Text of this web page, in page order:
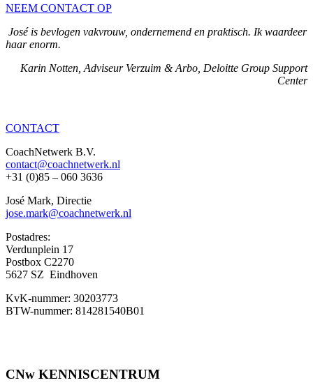
NEEM CONTACT OP
José is bevlogen vakvrouw, ondernemend en praktisch. Ik waardeer
haar enorm.
Karin Notten, Adviseur Verzuim & Arbo, Deloitte Group Support
Center
CONTACT
CoachNetwerk B.V.
contact@coachnetwerk.nl
+31 (0)85 – 060 3636
José Mark, Directie
jose.mark@coachnetwerk.nl
Postadres:
Verdunplein 17
Postbox C2270
5627 SZ Eindhoven
KvK-nummer: 30203773
BTW-nummer: 814281540B01
CNw KENNISCENTRUM